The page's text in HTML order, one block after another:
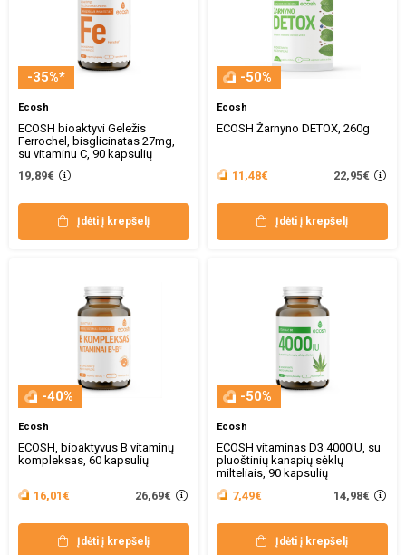
-35%*
Ecosh
ECOSH bioaktyvi Geležis
Ferrochel, bisglicinatas 27mg,
su vitaminu C, 90 kapsulių
19,89€
Įdėti į krepšelį
-50%
Ecosh
ECOSH Žarnyno DETOX, 260g
11,48€ 22,95€
Įdėti į krepšelį
-40%
Ecosh
ECOSH, bioaktyvus B vitaminų
kompleksas, 60 kapsulių
16,01€ 26,69€
Įdėti į krepšelį
-50%
Ecosh
ECOSH vitaminas D3 4000IU, su
pluoštinių kanapių sėklų
milteliais, 90 kapsulių
7,49€
14,98€
Įdėti į krepšelį